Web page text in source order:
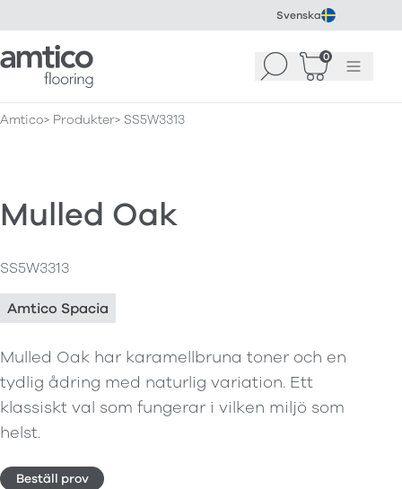
Svenska
Amtico Flooring Sök 0
Korg 0)Meny
Amtico Produkter SS5W3313
Mulled Oak
SS5W3313
Amtico Spacia
Mulled Oak har karamellbruna toner och en
tydlig ådring med naturlig variation. Ett
klassiskt val som fungerar i vilken miljö som
helst.
Beställ prov